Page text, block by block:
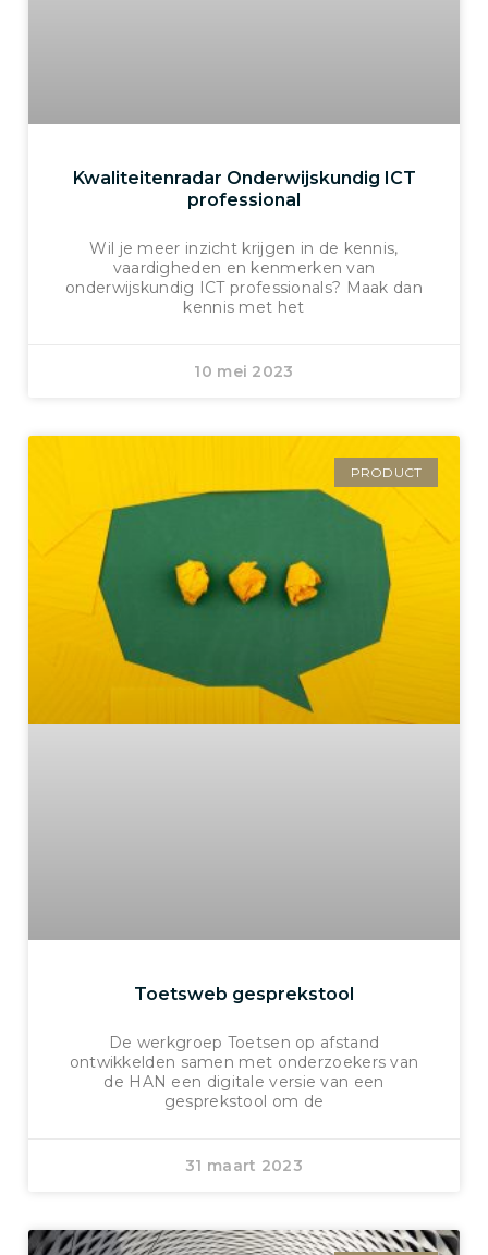
Kwaliteitenradar Onderwijskundig ICT
professional
Wil je meer inzicht krijgen in de kennis,
vaardigheden en kenmerken van
onderwijskundig ICT professionals? Maak dan
kennis met het
10 mei 2023
PRODUCT
Toetsweb gesprekstool
De werkgroep Toetsen op afstand
ontwikkelden samen met onderzoekers van
de HAN een digitale versie van een
gesprekstool om de
31 maart 2023